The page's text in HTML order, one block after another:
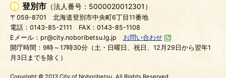
登別市 （法人番号：5000020012301）
〒059-8701
北海道登別市中央町6丁目11番地
電話：0143-85-2111
FAX：0143-85-1108
Eメール：pr@city.noboribetsu.lg.jp
お問い合わせ
開庁時間：9時～17時30分（土・日曜日、祝日、12月29日から翌年1
月3日までを除く）
Copyright © 2013 City of Noboribetsu. All Rights Reserved.